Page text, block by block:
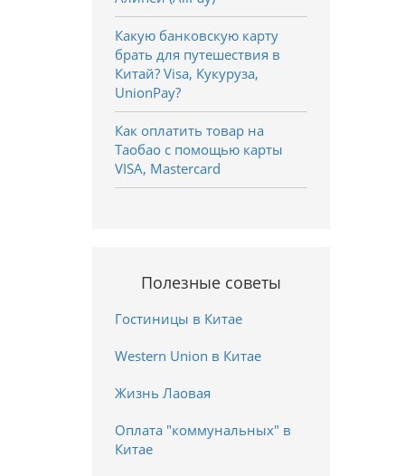
Какую банковскую карту
брать для путешествия в
Китай? Visa, Кукуруза,
UnionPay?
Как оплатить товар на
Таобао с помощью карты
VISA, Mastercard
Полезные советы
Гостиницы в Китае
Western Union в Китае
Жизнь Лаовая
Оплата "коммунальных" в
Китае